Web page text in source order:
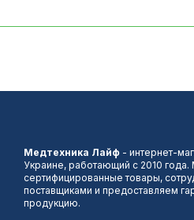
Медтехника Лайф - интернет-
Украине, работающий с 2010
сертифицированные товары,
поставщиками и предоставляем
продукцию.